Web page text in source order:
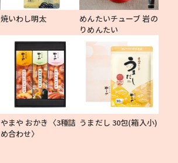
焼いわし明太
めんたいチューブ 岩の
りめんたい
やまや おかき〈3種詰
め合わせ〉
うまだし 30包(箱入小)